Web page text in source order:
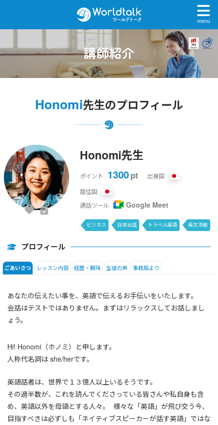
menu
講師紹介
Honomi先生のプロフィール
Honomi先生
ポイント 1300pt
出身国
居住国
通話ツール
Google Meet
ビジネス 日常会話 トラベル英語 英文添削
プロフィール
ごあいさつ レッスン内容 経歴・興味 生徒の声 事務局より
あなたの伝えたい事を、英語で伝えるお手伝いをいたします。
会話はテストではありません。まずはリラックスしてお話しまし
ょう。
Hi! Honomi（ホノミ）と申します。
人称代名詞は she/herです。
英語話者は、世界で１３億人以上いるそうです。
その過半数が、これを読んでくださっている皆さんや私自身も含
め、英語以外を母語とする人々。 様々な「英語」が飛び交う今、
目指すべきは必ずしも「ネイティブスピーカーが話す英語」ではな